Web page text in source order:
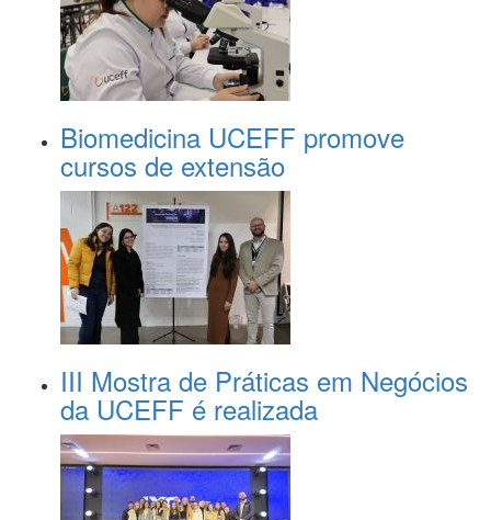
Biomedicina UCEFF promove
cursos de extensão
III Mostra de Práticas em Negócios
da UCEFF é realizada